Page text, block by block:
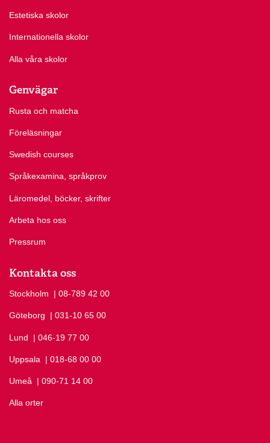
Estetiska skolor
Internationella skolor
Alla våra skolor
Genvägar
Rusta och matcha
Föreläsningar
Swedish courses
Språkexamina, språkprov
Läromedel, böcker, skrifter
Arbeta hos oss
Pressrum
Kontakta oss
Stockholm Ring Stockholm på
| 08-789 42 00
Göteborg Ring Göteborg på
| 031-10 65 00
Lund Ring Lund på
| 046-19 77 00
Uppsala Ring Uppsala på
| 018-68 00 00
Umeå Ring Umeå på
| 090-71 14 00
Alla orter